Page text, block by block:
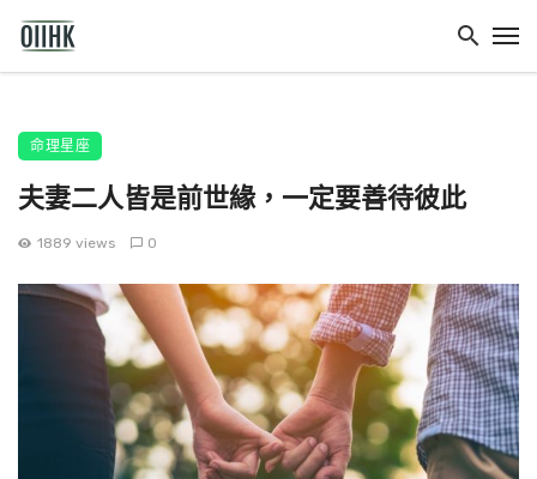
命理星座
夫妻二人皆是前世緣，一定要善待彼此
1889 views 0